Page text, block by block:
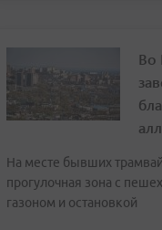
Во
На месте бывших
прогулочная зона с
газоном и остановкой